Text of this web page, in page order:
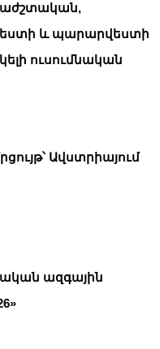
և պարարվեստի
ուսումնական
Ավստրիայում
ազգային